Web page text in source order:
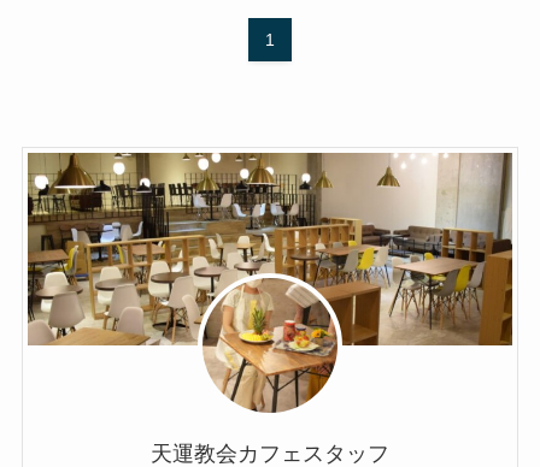
1
天運教会カフェスタッフ